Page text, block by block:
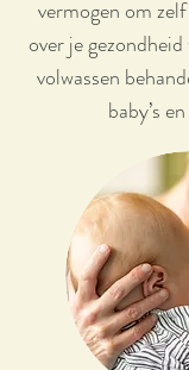
vermogen om
over je
volwassen
baby’s